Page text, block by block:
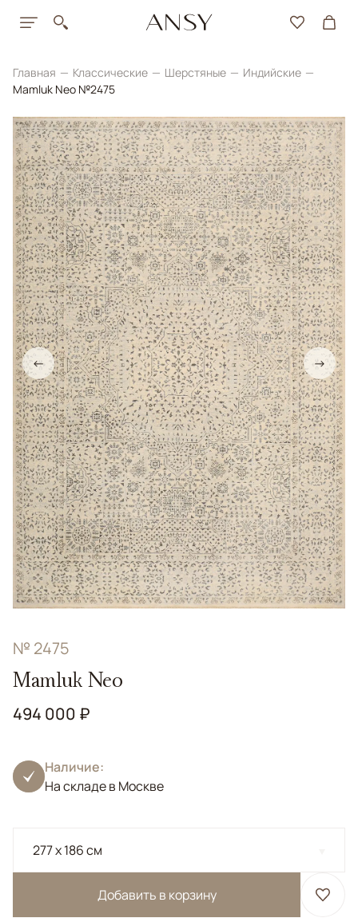
Главная Классические Шерстяные
Индийские
Mamluk Neo №2475
← →
№ 2475
Mamluk Neo
494 000 ₽
Наличие:
На складе в Москве
277 x 186 см
Добавить в корзину